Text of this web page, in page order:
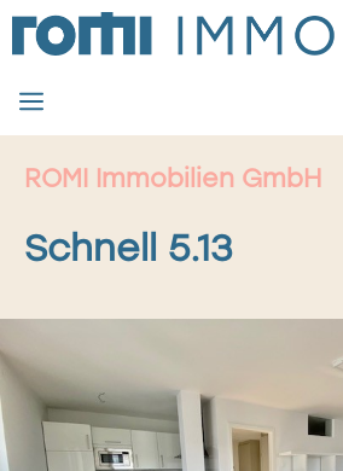
Zum
Inhalt
springen
MENÜ
ROMI Immobilien GmbH
Schnell 5.13